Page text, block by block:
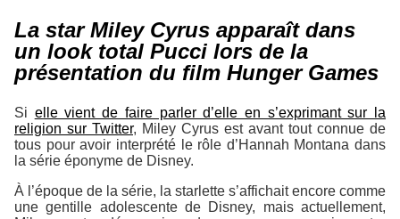
La star Miley Cyrus apparaît dans
un look total Pucci lors de la
présentation du film Hunger Games
Si elle vient de faire parler d’elle en s’exprimant sur la
religion sur Twitter, Miley Cyrus est avant tout connue de
tous pour avoir interprété le rôle d’Hannah Montana dans
la série éponyme de Disney.
À l’époque de la série, la starlette s’affichait encore comme
une gentille adolescente de Disney, mais actuellement,